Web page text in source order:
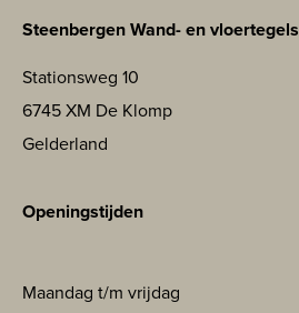
Steenbergen Wand- en vloertegels
Stationsweg 10
6745 XM De Klomp
Gelderland
Openingstijden
Maandag t/m vrijdag